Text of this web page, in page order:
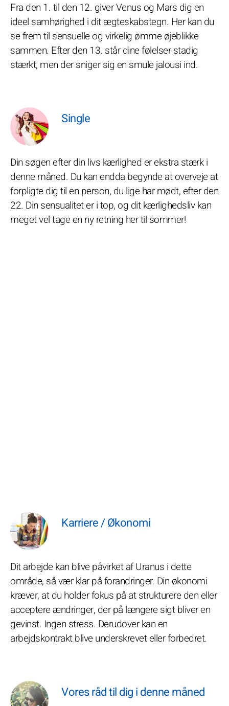
Fra den 1. til den 12. giver Venus og Mars dig en
ideel samhørighed i dit ægteskabstegn. Her kan du
se frem til sensuelle og virkelig ømme øjeblikke
sammen. Efter den 13. står dine følelser stadig
stærkt, men der sniger sig en smule jalousi ind.
Single
Din søgen efter din livs kærlighed er ekstra stærk i
denne måned. Du kan endda begynde at overveje at
forpligte dig til en person, du lige har mødt, efter den
22. Din sensualitet er i top, og dit kærlighedsliv kan
meget vel tage en ny retning her til sommer!
Karriere / Økonomi
Dit arbejde kan blive påvirket af Uranus i dette
område, så vær klar på forandringer. Din økonomi
kræver, at du holder fokus på at strukturere den eller
acceptere ændringer, der på længere sigt bliver en
gevinst. Ingen stress. Derudover kan en
arbejdskontrakt blive underskrevet eller forbedret.
Vores råd til dig i denne måned